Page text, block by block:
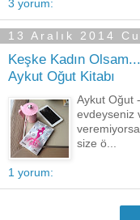
3 yorum:
13 Aralık 2014
Keşke Kadın
Aykut Oğut Kitabı
Aykut Oğut
evdeyseniz
size ö...
1 yorum: